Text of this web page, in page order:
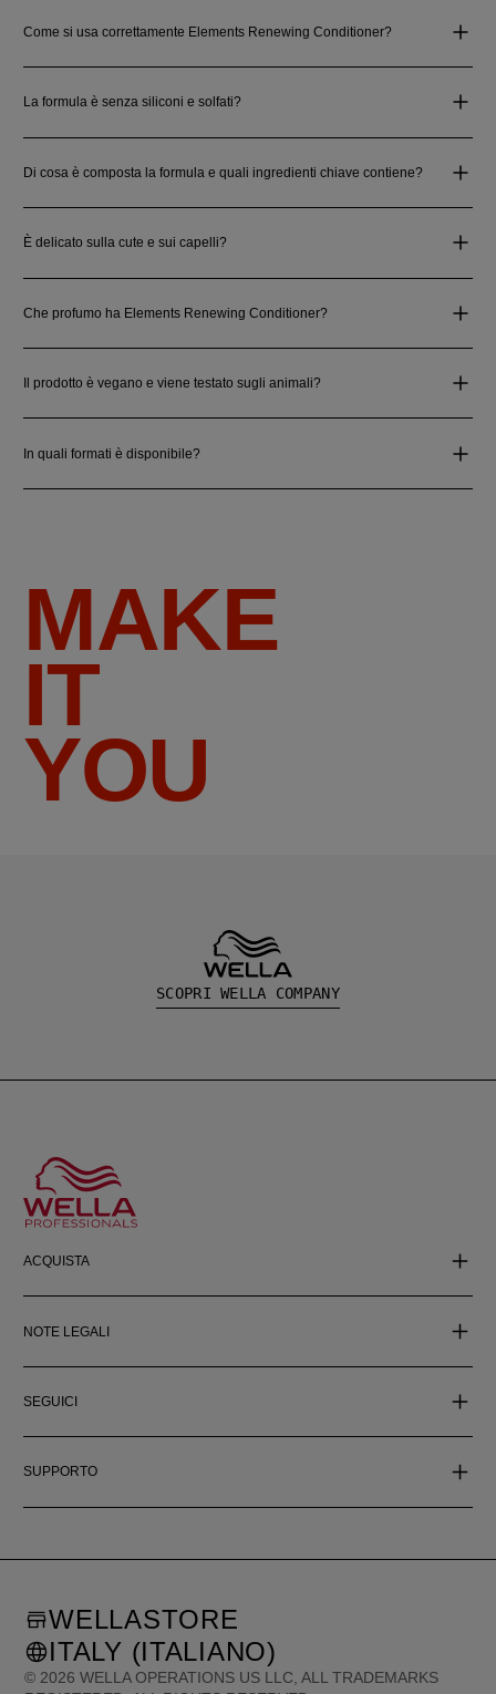
Come si usa correttamente Elements Renewing Conditioner?
La formula è senza siliconi e solfati?
Di cosa è composta la formula e quali ingredienti chiave contiene?
È delicato sulla cute e sui capelli?
Che profumo ha Elements Renewing Conditioner?
Il prodotto è vegano e viene testato sugli animali?
In quali formati è disponibile?
MAKE
IT
YOU
SCOPRI WELLA COMPANY
ACQUISTA
NOTE LEGALI
SEGUICI
SUPPORTO
© 2026 WELLA OPERATIONS US LLC, ALL TRADEMARKS
WELLASTORE
ITALY (ITALIANO)